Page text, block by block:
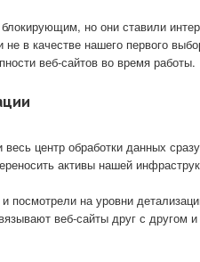
но они ставили
не в качестве нашего первого
веб-сайтов во время работы.
центр обработки данных
активы нашей
посмотрели на уровни
веб-сайты друг с другом